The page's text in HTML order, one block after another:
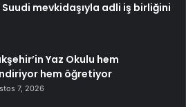
mevkidaşıyla adli iş birliğini
Yaz Okulu hem
hem öğretiyor
7, 2026